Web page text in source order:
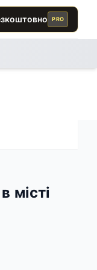
PRO
місті